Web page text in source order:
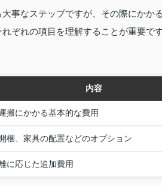
事なステップですが、その際にかか
ぞれの項目を理解することが重要で
内容
搬にかかる基本的な費用
梱、家具の配置などのオプション
に応じた追加費用